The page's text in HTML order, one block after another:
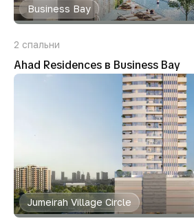
Business Bay
2 спальни
Ahad Residences в Business Bay
Jumeirah Village Circle